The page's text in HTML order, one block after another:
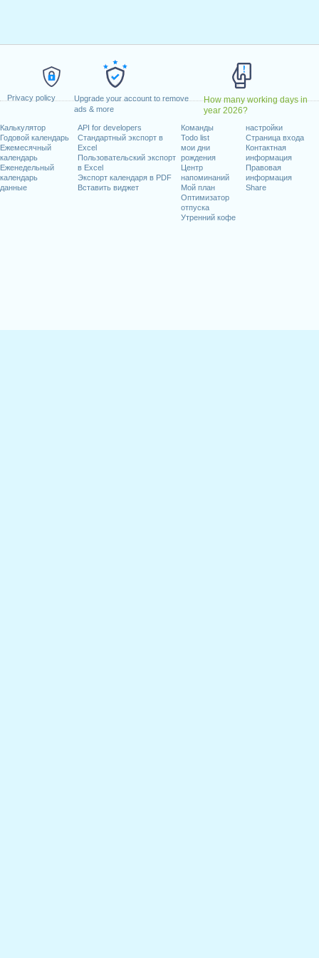
Privacy policy
Upgrade your account to remove
ads & more
How many working days in
year 2026?
Калькулятор
Годовой календарь
Ежемесячный
календарь
Еженедельный
календарь
данные
API for developers
Стандартный экспорт в
Excel
Пользовательский экспорт
в Excel
Экспорт календаря в PDF
Вставить виджет
Команды
Todo list
мои дни
рождения
Центр
напоминаний
Мой план
Оптимизатор
отпуска
Утренний кофе
настройки
Страница входа
Контактная
информация
Правовая
информация
Share
13 апрель, 2020
май, 2020
1 июнь, 2020
на выходные
август, 2020
2020